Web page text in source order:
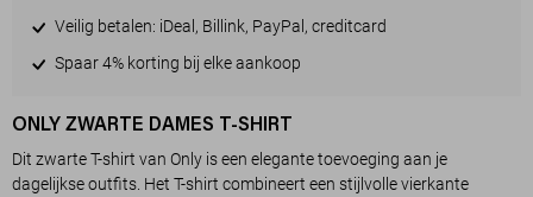
Veilig betalen: iDeal, Billink, PayPal, creditcard
Spaar 4% korting bij elke aankoop
ONLY ZWARTE DAMES T-SHIRT
Dit zwarte T-shirt van Only is een elegante toevoeging aan je
dagelijkse outfits. Het T-shirt combineert een stijlvolle vierkante